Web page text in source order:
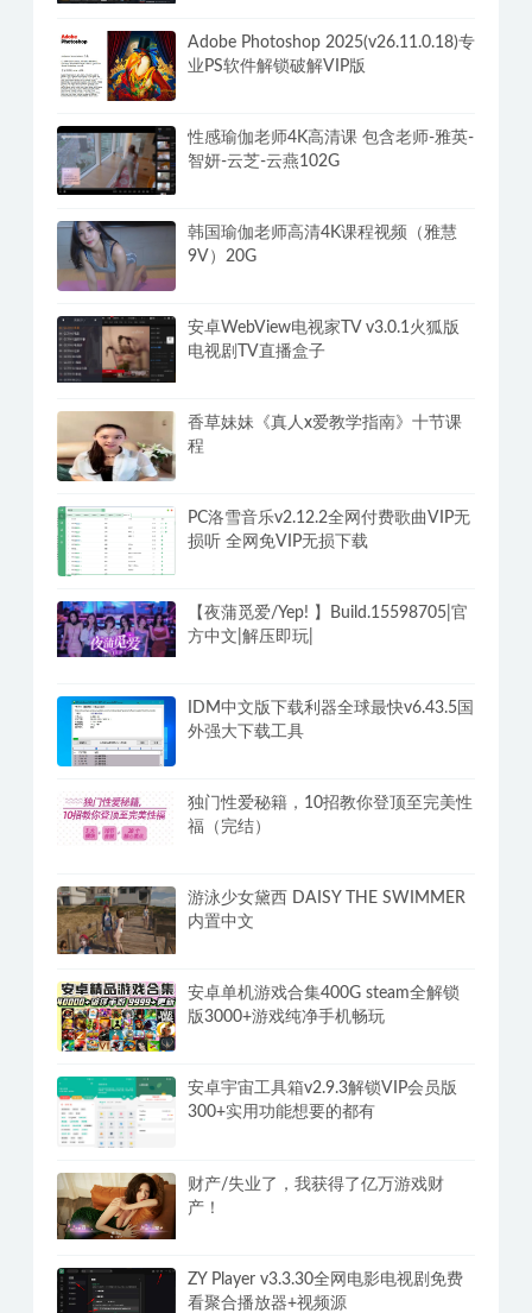
Adobe Photoshop 2025(v26.11.0.18)专
业PS软件解锁破解VIP版
性感瑜伽老师4K高清课 包含老师-雅英-
智妍-云芝-云燕102G
韩国瑜伽老师高清4K课程视频（雅慧
9V）20G
安卓WebView电视家TV v3.0.1火狐版
电视剧TV直播盒子
香草妹妹《真人x爱教学指南》十节课
程
PC洛雪音乐v2.12.2全网付费歌曲VIP无
损听 全网免VIP无损下载
【夜蒲觅爱/Yep! 】Build.15598705|官
方中文|解压即玩|
IDM中文版下载利器全球最快v6.43.5国
外强大下载工具
独门性爱秘籍，10招教你登顶至完美性
福（完结）
游泳少女黛西 DAISY THE SWIMMER
内置中文
安卓单机游戏合集400G steam全解锁
版3000+游戏纯净手机畅玩
安卓宇宙工具箱v2.9.3解锁VIP会员版
300+实用功能想要的都有
财产/失业了，我获得了亿万游戏财
产！
ZY Player v3.3.30全网电影电视剧免费
看聚合播放器+视频源